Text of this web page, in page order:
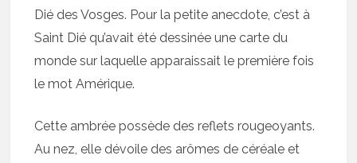
Dié des Vosges. Pour la petite anecdote, c’est à
Saint Dié qu’avait été dessinée une carte du
monde sur laquelle apparaissait le première fois
le mot Amérique.
Cette ambrée possède des reflets rougeoyants.
Au nez, elle dévoile des arômes de céréale et